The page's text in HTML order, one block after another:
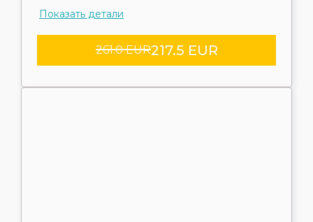
Показать детали
261.0 EUR217.5 EUR